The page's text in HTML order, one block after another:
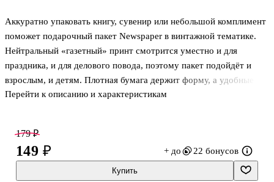
Аккуратно упаковать книгу, сувенир или небольшой комплимент
поможет подарочный пакет Newspaper в винтажной тематике.
Нейтральный «газетный» принт смотрится уместно и для
праздника, и для делового повода, поэтому пакет подойдёт и
взрослым, и детям. Плотная бумага держит форму, а удобные
ручки позволяют комфортно нести подарок. Формат А5
недоступен.
Перейти к описанию и характеристикам
179 ₽
149 ₽ + до 22 бонусов
Купить